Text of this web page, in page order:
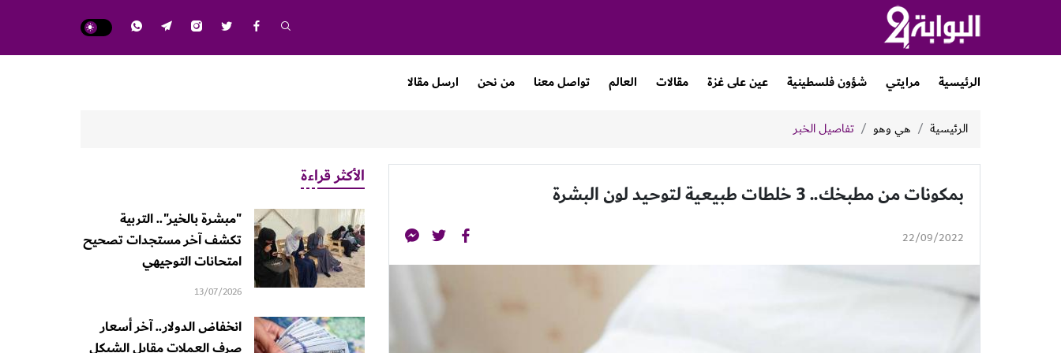
الرئيسية مرايتي شؤون فلسطينية عين على غزة مقالات العالم تواصل معنا من نحن ارسل مقالا
الرئيسية هي وهو تفاصيل الخبر
بمكونات من مطبخك.. 3 خلطات طبيعية لتوحيد لون البشرة
22/09/2022
الأكثر قراءة
"مبشرة بالخير".. التربية
تكشف آخر مستجدات تصحيح
امتحانات التوجيهي
13/07/2026
انخفاض الدولار.. آخر أسعار
صرف العملات مقابل الشيكل